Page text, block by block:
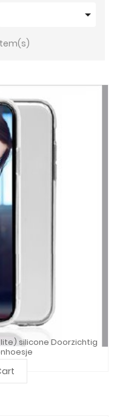

lite) silicone Doorzichtig